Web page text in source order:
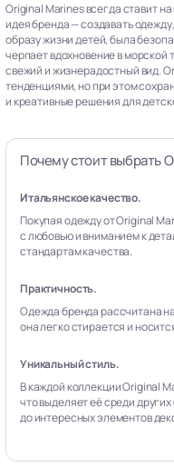
Original Marines всегда ставит
идея бренда — создавать
образу жизни детей, была
черпает вдохновение в
свежий и жизнерадостный вид.
тенденциями, но при этом
и креативные решения для
Почему стоит выбрать
Итальянское качество.
Покупая одежду от Original
с любовью и вниманием к
стандартам качества.
Практичность.
Одежда бренда рассчитана
она легко стирается и
Уникальный стиль.
В каждой коллекции Original
что выделяет её среди
до интересных элементов